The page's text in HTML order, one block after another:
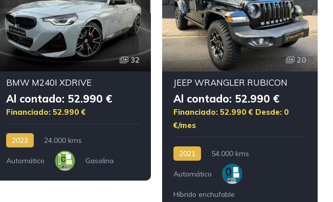
32
BMW M240I XDRIVE
Al contado: 52.990 €
Financiado: 52.990 €
2023 24.000 kms
Automático Gasolina
20
JEEP WRANGLER RUBICON
Al contado: 52.990 €
Financiado: 52.990 € Desde: 0
€/mes
2021 54.000 kms
Automático
Híbrido enchufable